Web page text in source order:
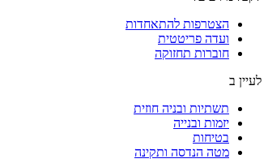
הצטרפות להתאחדות
ועדה פריטטית
חוברות תחזוקה
לעיין ב
תשתיות ובניה חוזית
יזמות ובנייה
בטיחות
מטה הנדסה ותקינה